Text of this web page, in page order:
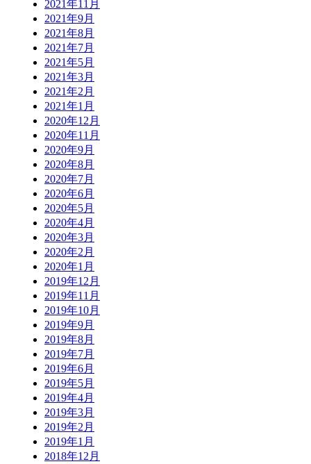
2021年11月
2021年9月
2021年8月
2021年7月
2021年5月
2021年3月
2021年2月
2021年1月
2020年12月
2020年11月
2020年9月
2020年8月
2020年7月
2020年6月
2020年5月
2020年4月
2020年3月
2020年2月
2020年1月
2019年12月
2019年11月
2019年10月
2019年9月
2019年8月
2019年7月
2019年6月
2019年5月
2019年4月
2019年3月
2019年2月
2019年1月
2018年12月